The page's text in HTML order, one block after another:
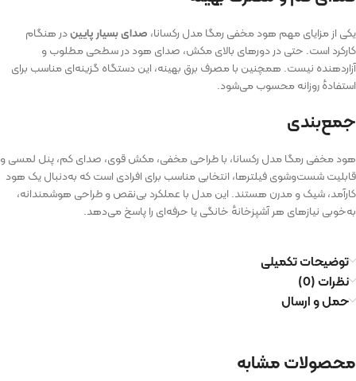
یکی از مزایای مهم هود مخفی رمگا مدل رکسانا، صدای بسیار پاییندر هنگام
کارکرد است. حتی در دورهای بالای مکش، صدای هود در سطحی مطلوب و
آزاردهنده نیست. همچنین با مصرف برق بهینه، این دستگاه گزینه‌ای مناسب برای
استفادهٔ روزانه محسوب می‌شود.
جمع‌بندی
هود مخفی رمگا مدل رکسانا، با طراحی مخفی، مکش قوی، صدای کم، پنل لمسی و
قابلیت شست‌وشوی فیلترها، انتخابی مناسب برای افرادی است که به‌دنبال یک هود
کارآمد، شیک و مدرن هستند. این مدل با عملکرد بی‌نقص و طراحی هوشمندانه،
به‌خوبی نیازهای هر آشپزخانه‌ٔ خانگی یا حرفه‌ای را پاسخ می‌دهد.
توضیحات تکمیلی
نظرات (0)
حمل و ارسال
محصولات مشابه